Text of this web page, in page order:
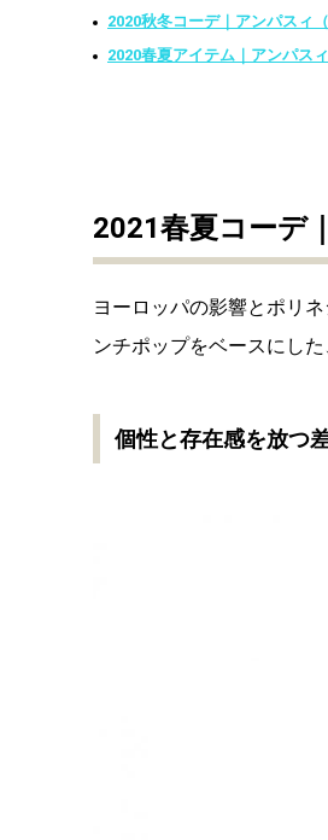
2020秋冬コーデ｜アンパスィ
2020春夏アイテム｜アンパス
2021春夏コーデ
ヨーロッパの影響とポリ
ンチポップをベースにし
個性と存在感を放つ